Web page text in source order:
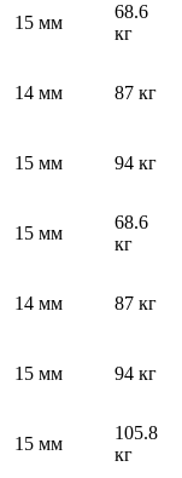
15 мм
68.6
кг
14 мм 87 кг
15 мм 94 кг
15 мм
68.6
кг
14 мм 87 кг
15 мм 94 кг
15 мм
105.8
кг